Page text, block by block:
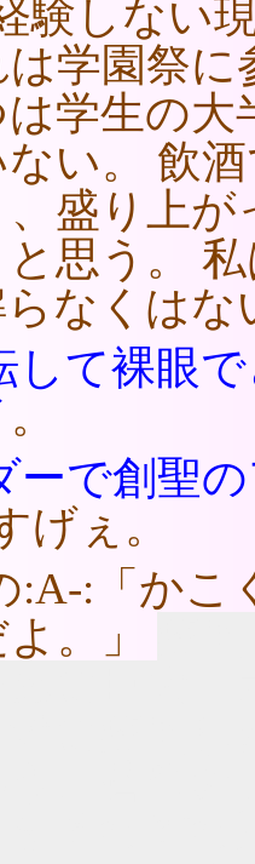
験しない
は学園祭
学生の
い。 飲
盛り上
思う。
なくはな
して裸眼
。
ーで創聖
げぇ。
:A-:「かこ
。」